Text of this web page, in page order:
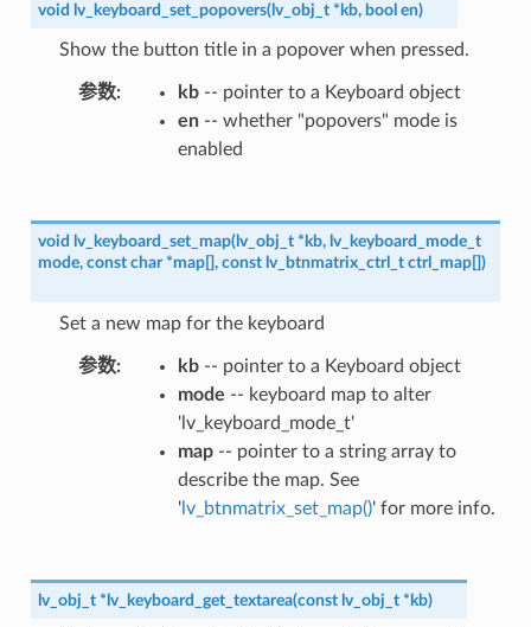
void lv_keyboard_set_popovers(lv_obj_t * kb, bool en)
Show the button title in a popover when pressed.
参数 kb-- pointer to a Keyboard object
en-- whether "popovers" mode is
enabled
void lv_keyboard_set_map(lv_obj_t * kb, lv_keyboard_mode_t
mode, const char *map[], const lv_btnmatrix_ctrl_t ctrl_map[])
Set a new map for the keyboard
参数 kb-- pointer to a Keyboard object
mode -- keyboard map to alter
'lv_keyboard_mode_t'
map-- pointer to a string array to
describe the map. See
'lv_btnmatrix_set_map()' for more info.
lv_obj_t * lv_keyboard_get_textarea(const lv_obj_t * kb)